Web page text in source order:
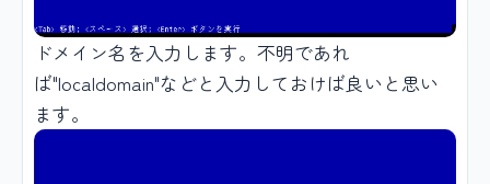
ドメイン名を入力します。不明であれ
ば"localdomain"などと入力しておけば良いと思い
ます。